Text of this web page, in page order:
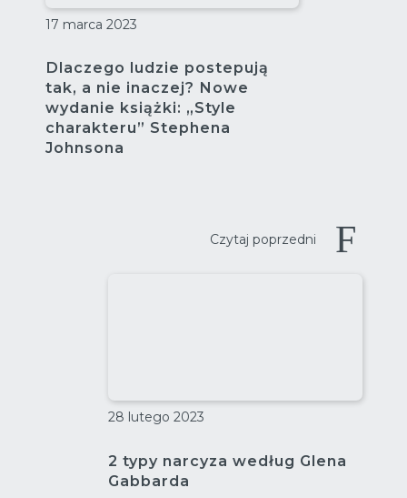
Czytaj poprzedni
28 lutego 2023
2 typy narcyza według Glena
Gabbarda
17 marca 2023
Dlaczego ludzie postepują
tak, a nie inaczej? Nowe
wydanie książki: „Style
charakteru” Stephena
Johnsona